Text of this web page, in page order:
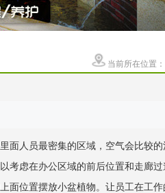
当前所在位置：
面人员最密集的区域，空气会比较
考虑在办公区域的前后位置和走廊
面位置摆放小盆植物。让员工在工